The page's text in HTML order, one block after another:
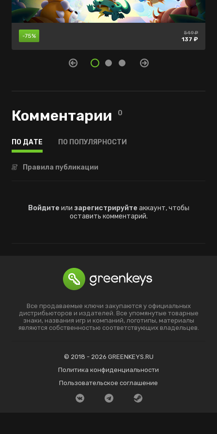
-75% 549 ₽
137 ₽
-45% 5799 ₽
3189 ₽
-60% 1100 ₽
440 ₽
Комментарии 0
ПО ДАТЕ ПО ПОПУЛЯРНОСТИ
Правила публикации
Войдите или зарегистрируйте аккаунт, чтобы
оставить комментарий.
Все продаваемые ключи закупаются у официальных
дистрибьюторов и издателей. Все упомянутые товарные
знаки, названия игр и компаний, логотипы, материалы
являются собственностью соответствующих владельцев.
© 2018 - 2026 GREENKEYS.RU
Политика конфиденциальности
Пользовательское соглашение